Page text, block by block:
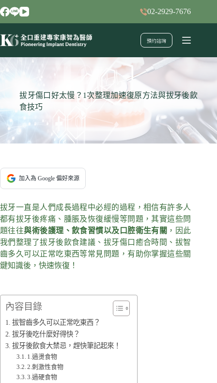
跳
至
要
02-2929-7676
預約諮詢
拔牙傷口好太慢？1次整理加速復原方法與拔牙後飲
食技巧
加入為 Google 偏好來源
拔牙一直是人們成長過程中必經的過程，相信有許多人
都有拔牙後疼痛、腫脹及恢復緩慢等問題，其實這些問
題往往與術後護理、飲食習慣以及口腔衛生有關 ，因此
我們整理了拔牙後飲食建議、拔牙傷口癒合時間、拔智
齒多久可以正常吃東西等常見問題，有助你掌握這些關
鍵知識後，快速恢復！
內容目錄
拔智齒多久可以正常吃東西？
拔牙後吃什麼好得快？
拔牙後飲食大禁忌，趕快筆記起來！
1.過燙食物
2.刺激性食物
3.過硬食物